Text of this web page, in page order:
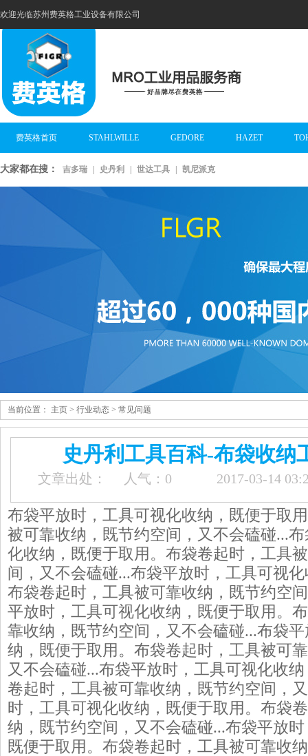
欢迎光临苏州费英格工业设备有限公司
费英格首页 STAHLWILLE GEDORE HAZET
大家都在搜： 吉多瑞 史丹利 世达工具 凯尼派克
当前位置： 主页 > 行业动态 > 常见问题
史丹利工具百科-布袋收纳
文章出处： 人气： 0 2017-03-14
布袋平放时，工具可视化收纳，既便于取
被可靠收纳，既节约空间，又不会磕碰...
化收纳，既便于取用。布袋卷起时，工具
间，又不会磕碰...布袋平放时，工具可视
布袋卷起时，工具被可靠收纳，既节约空
平放时，工具可视化收纳，既便于取用。
靠收纳，既节约空间，又不会磕碰...布袋
纳，既便于取用。布袋卷起时，工具被可
又不会磕碰...布袋平放时，工具可视化收
卷起时，工具被可靠收纳，既节约空间，
时，工具可视化收纳，既便于取用。布袋
纳，既节约空间，又不会磕碰...布袋平放
既便于取用。布袋卷起时，工具被可靠收